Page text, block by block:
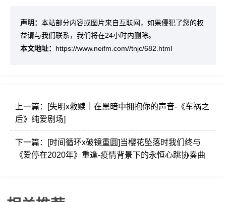
声明： 本站部分内容或图片来自互联网，如果侵犯了您的权
益请与我们联系，我们将在24小时内删除。
本文地址： https://www.neifm.com//tnjc/682.html
上一篇：
[失明x救赎｜在黑暗中拥抱你的声音-《车祸之
后》纯爱剧场]
下一篇：
[时间循环x破镜重圆]当樱花坠落时我们终与
《爱停在2020年》重逢-疫情背景下的永恒心跳协奏曲